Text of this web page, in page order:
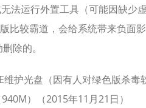
法运行外置工具（可能因缺少
比较霸道，会给系统带来负面
除的。
护光盘（因有人对绿色版杀毒
）（2015年11月21日）